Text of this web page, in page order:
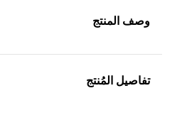
وصف المنتج
تفاصيل المُنتج